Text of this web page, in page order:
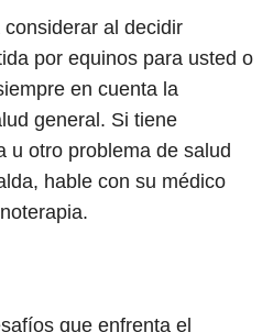
al decidir
por equinos para usted o
en cuenta la
general. Si tiene
u otro problema de salud
hable con su médico
que enfrenta el